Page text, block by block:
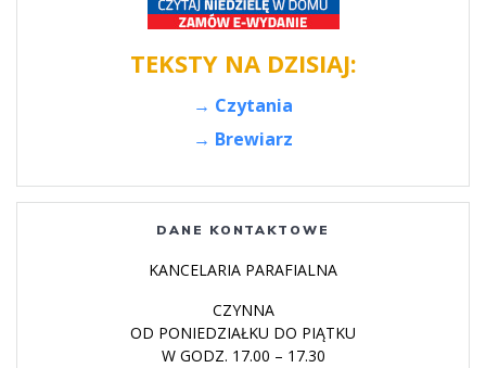
TEKSTY NA DZISIAJ:
→ Czytania
→ Brewiarz
DANE KONTAKTOWE
KANCELARIA PARAFIALNA
CZYNNA
OD PONIEDZIAŁKU DO PIĄTKU
W GODZ. 17.00 – 17.30